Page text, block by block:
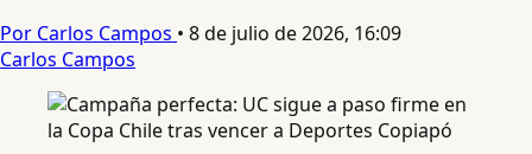
Por Carlos Campos • 8 de julio de 2026, 16:09
Carlos Campos